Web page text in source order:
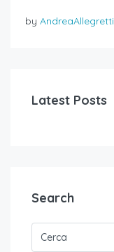
by AndreaAllegretti
Latest Posts
Search